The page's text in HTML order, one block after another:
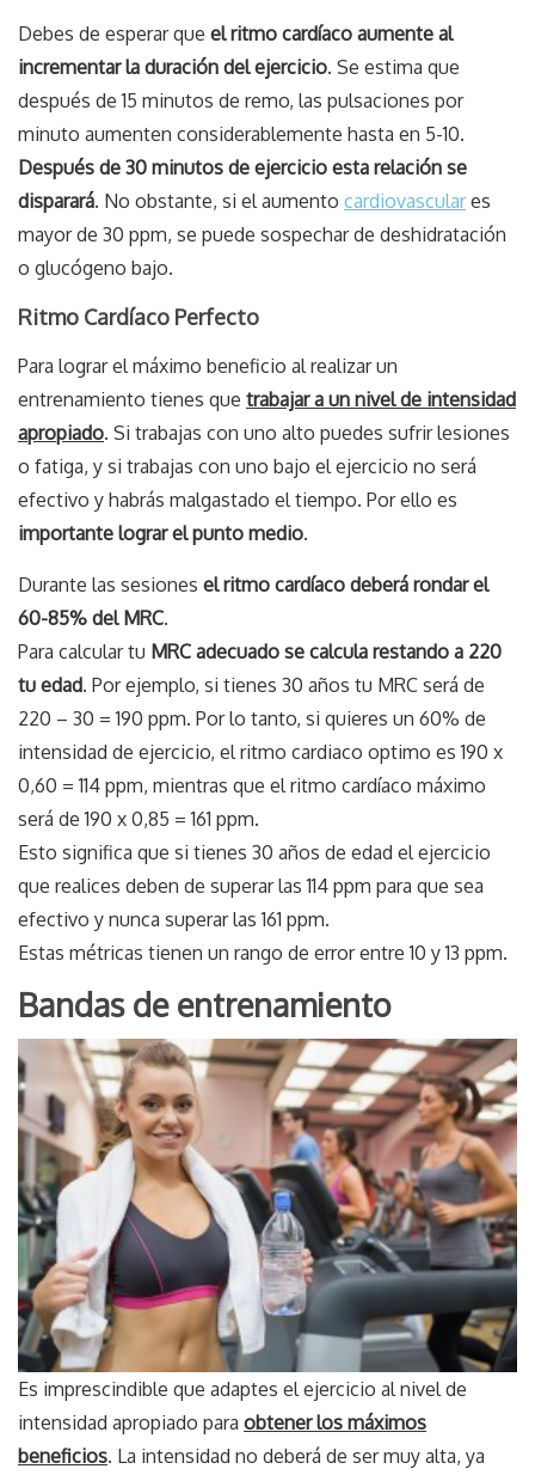
Debes de esperar que el ritmo cardíaco aumente al
incrementar la duración del ejercicio. Se estima que
después de 15 minutos de remo, las pulsaciones por
minuto aumenten considerablemente hasta en 5-10.
Después de 30 minutos de ejercicio esta relación se
disparará. No obstante, si el aumento cardiovasculares
mayor de 30 ppm, se puede sospechar de deshidratación
o glucógeno bajo.
Ritmo Cardíaco Perfecto
Para lograr el máximo beneficio al realizar un
entrenamiento tienes que trabajar a un nivel de intensidad
apropiado. Si trabajas con uno alto puedes sufrir lesiones
o fatiga, y si trabajas con uno bajo el ejercicio no será
efectivo y habrás malgastado el tiempo. Por ello es
importante lograr el punto medio.
Durante las sesiones el ritmo cardíaco deberá rondar el
60-85% del MRC.
Para calcular tu MRC adecuado se calcula restando a 220
tu edad. Por ejemplo, si tienes 30 años tu MRC será de
220 – 30 = 190 ppm. Por lo tanto, si quieres un 60% de
intensidad de ejercicio, el ritmo cardiaco optimo es 190 x
0,60 = 114 ppm, mientras que el ritmo cardíaco máximo
será de 190 x 0,85 = 161 ppm.
Esto significa que si tienes 30 años de edad el ejercicio
que realices deben de superar las 114 ppm para que sea
efectivo y nunca superar las 161 ppm.
Estas métricas tienen un rango de error entre 10 y 13 ppm.
Bandas de entrenamiento
Es imprescindible que adaptes el ejercicio al nivel de
intensidad apropiado para obtener los máximos
beneficios. La intensidad no deberá de ser muy alta, ya